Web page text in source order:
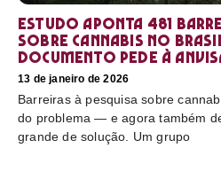
Estudo aponta 481
sobre cannabis no
documento pede à
13 de janeiro de 2026
Barreiras à pesquisa sobre
do problema — e agora também
grande de solução. Um grupo